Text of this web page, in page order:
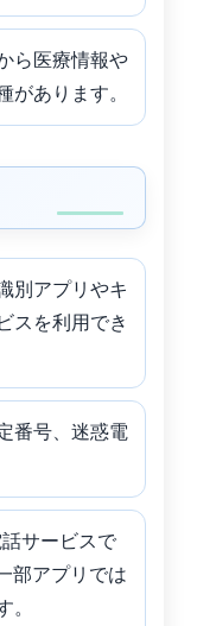
ら医療情報や
があります。
別アプリやキ
スを利用でき
番号、迷惑電
話サービスで
部アプリでは
。